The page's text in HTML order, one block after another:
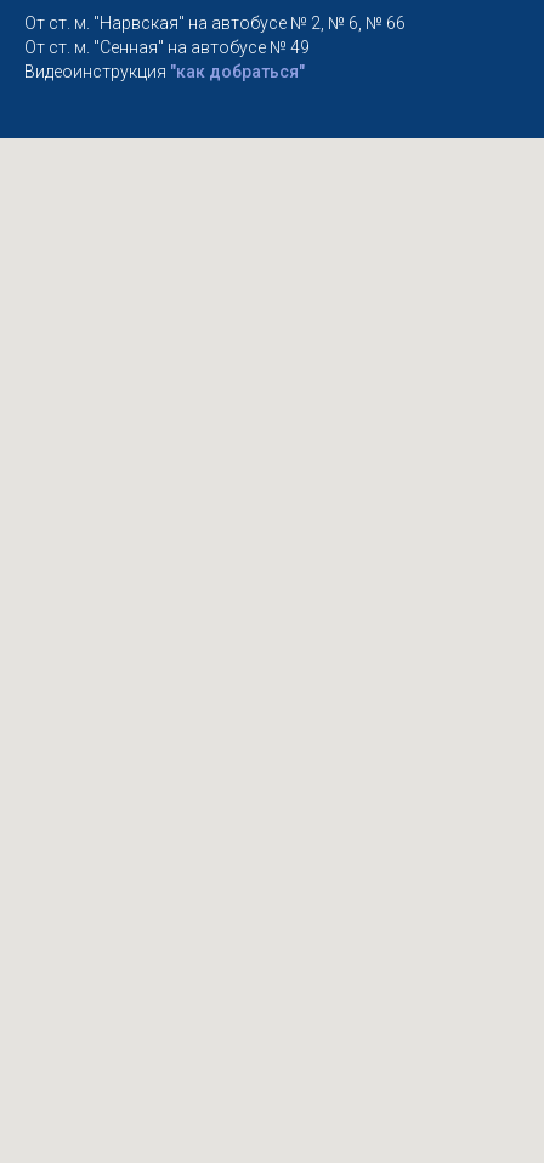
От ст. м. "Нарвская" на автобусе № 2, № 6, № 66
От ст. м. "Сенная" на автобусе № 49
Видеоинструкция "как добраться"